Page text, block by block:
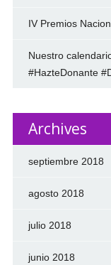
IV Premios
Nuestro
#HazteDonante
Archives
septiembre 2018
agosto 2018
julio 2018
junio 2018